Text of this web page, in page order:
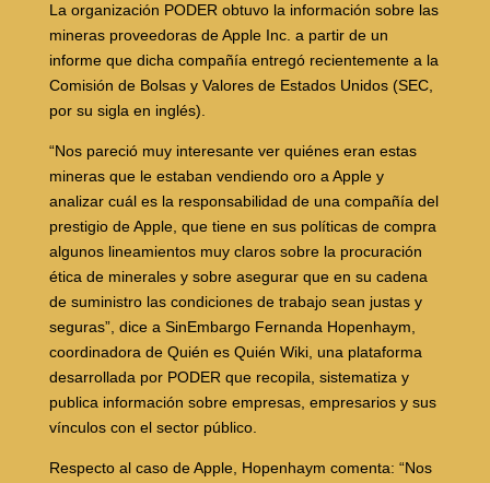
La organización PODER obtuvo la información sobre las
mineras proveedoras de Apple Inc. a partir de un
informe que dicha compañía entregó recientemente a la
Comisión de Bolsas y Valores de Estados Unidos (SEC,
por su sigla en inglés).
“Nos pareció muy interesante ver quiénes eran estas
mineras que le estaban vendiendo oro a Apple y
analizar cuál es la responsabilidad de una compañía del
prestigio de Apple, que tiene en sus políticas de compra
algunos lineamientos muy claros sobre la procuración
ética de minerales y sobre asegurar que en su cadena
de suministro las condiciones de trabajo sean justas y
seguras”, dice a SinEmbargo Fernanda Hopenhaym,
coordinadora de Quién es Quién Wiki, una plataforma
desarrollada por PODER que recopila, sistematiza y
publica información sobre empresas, empresarios y sus
vínculos con el sector público.
Respecto al caso de Apple, Hopenhaym comenta: “Nos